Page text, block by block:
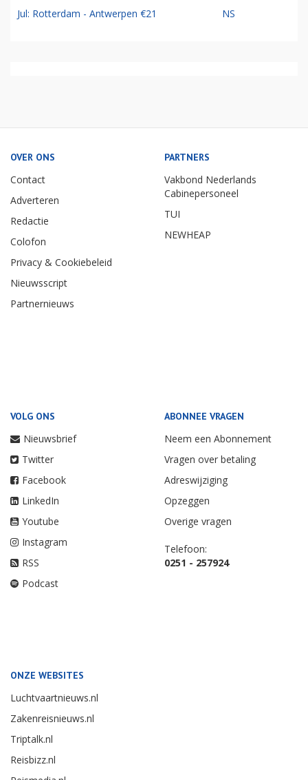
Jul: Rotterdam - Antwerpen €21 NS
OVER ONS
Contact
Adverteren
Redactie
Colofon
Privacy & Cookiebeleid
Nieuwsscript
Partnernieuws
PARTNERS
Vakbond Nederlands
Cabinepersoneel
TUI
NEWHEAP
VOLG ONS
Nieuwsbrief
Twitter
Facebook
LinkedIn
Youtube
Instagram
RSS
Podcast
ABONNEE VRAGEN
Neem een Abonnement
Vragen over betaling
Adreswijziging
Opzeggen
Overige vragen
Telefoon:
0251 - 257924
ONZE WEBSITES
Luchtvaartnieuws.nl
Zakenreisnieuws.nl
Triptalk.nl
Reisbizz.nl